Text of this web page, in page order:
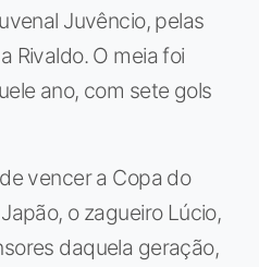
Juvêncio, pelas
Rivaldo. O meia foi
ano, com sete gols
vencer a Copa do
o zagueiro Lúcio,
daquela geração,